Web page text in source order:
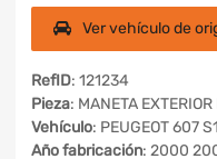
Ver vehículo de
RefID: 121234
Pieza: MANETA
Vehículo: PEUGEOT 607
Año fabricación: 2000